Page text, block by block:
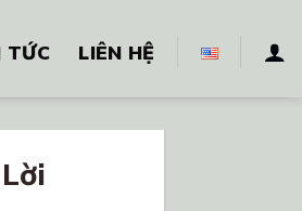
TỨC LIÊN HỆ